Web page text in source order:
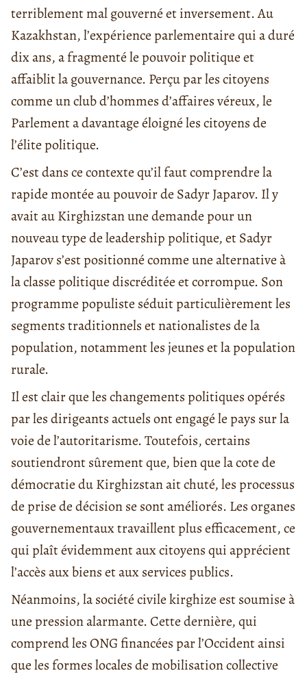
terriblement mal gouverné et inversement. Au
Kazakhstan, l’expérience parlementaire qui a duré
dix ans, a fragmenté le pouvoir politique et
affaiblit la gouvernance. Perçu par les citoyens
comme un club d’hommes d’affaires véreux, le
Parlement a davantage éloigné les citoyens de
l’élite politique.
C’est dans ce contexte qu’il faut comprendre la
rapide montée au pouvoir de Sadyr Japarov. Il y
avait au Kirghizstan une demande pour un
nouveau type de leadership politique, et Sadyr
Japarov s’est positionné comme une alternative à
la classe politique discréditée et corrompue. Son
programme populiste séduit particulièrement les
segments traditionnels et nationalistes de la
population, notamment les jeunes et la population
rurale.
Il est clair que les changements politiques opérés
par les dirigeants actuels ont engagé le pays sur la
voie de l’autoritarisme. Toutefois, certains
soutiendront sûrement que, bien que la cote de
démocratie du Kirghizstan ait chuté, les processus
de prise de décision se sont améliorés. Les organes
gouvernementaux travaillent plus efficacement, ce
qui plaît évidemment aux citoyens qui apprécient
l’accès aux biens et aux services publics.
Néanmoins, la société civile kirghize est soumise à
une pression alarmante. Cette dernière, qui
comprend les ONG financées par l’Occident ainsi
que les formes locales de mobilisation collective